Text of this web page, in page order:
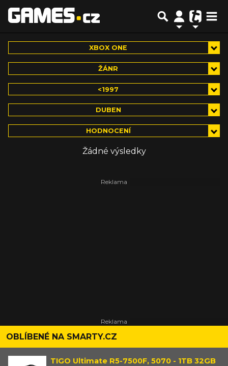
XBOX ONE
ŽÁNR
<1997
DUBEN
HODNOCENÍ
Žádné výsledky
OBLÍBENÉ NA SMARTY.CZ
TIGO Ultimate R5-7500F, 5070 - 1TB 32GB